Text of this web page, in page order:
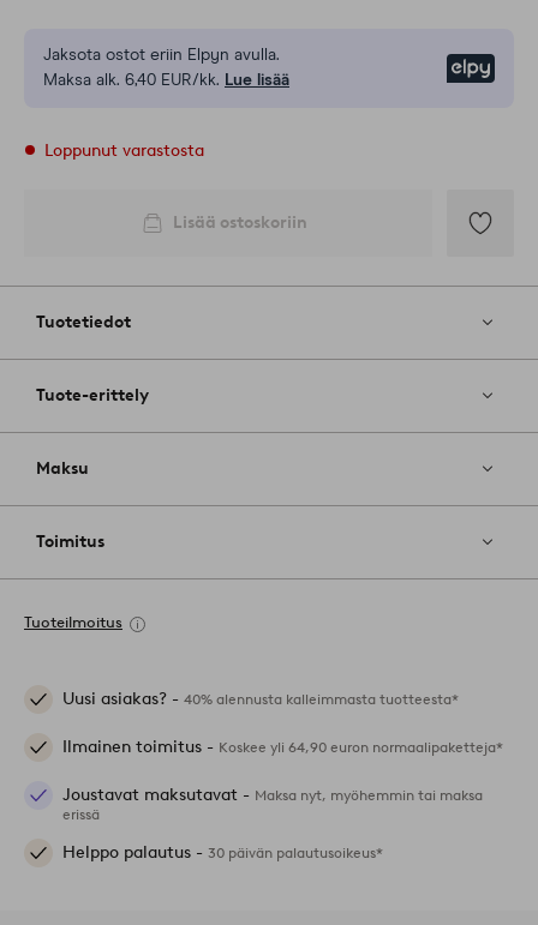
Jaksota ostot eriin Elpyn avulla.
Maksa alk. 6,40 EUR/kk. Lue lisää
Loppunut varastosta
Lisää ostoskoriin
Tuotetiedot
Tuote-erittely
Maksu
Toimitus
Tuoteilmoitus
Uusi asiakas? - 40% alennusta kalleimmasta tuotteesta*
Ilmainen toimitus - Koskee yli 64,90 euron normaalipaketteja*
Joustavat maksutavat - Maksa nyt, myöhemmin tai maksa
erissä
Helppo palautus - 30 päivän palautusoikeus*